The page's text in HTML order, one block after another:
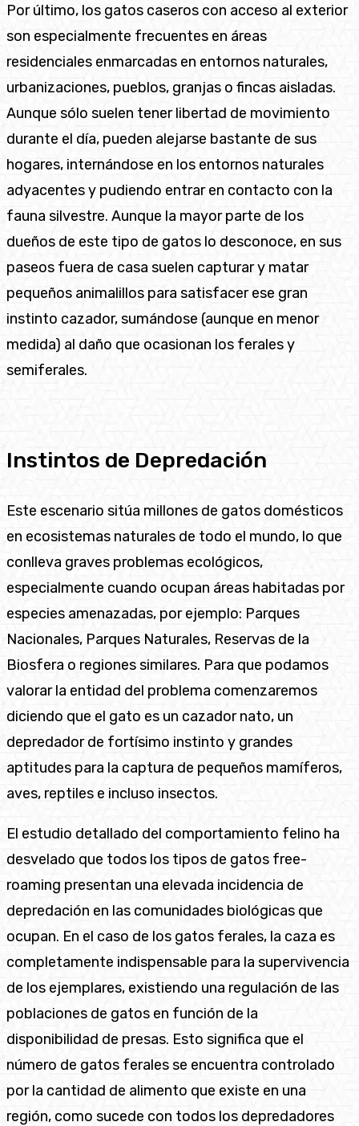
Por último, los gatos caseros con acceso al exterior
son especialmente frecuentes en áreas
residenciales enmarcadas en entornos naturales,
urbanizaciones, pueblos, granjas o fincas aisladas.
Aunque sólo suelen tener libertad de movimiento
durante el día, pueden alejarse bastante de sus
hogares, internándose en los entornos naturales
adyacentes y pudiendo entrar en contacto con la
fauna silvestre. Aunque la mayor parte de los
dueños de este tipo de gatos lo desconoce, en sus
paseos fuera de casa suelen capturar y matar
pequeños animalillos para satisfacer ese gran
instinto cazador, sumándose (aunque en menor
medida) al daño que ocasionan los ferales y
semiferales.
Instintos de Depredación
Este escenario sitúa millones de gatos domésticos
en ecosistemas naturales de todo el mundo, lo que
conlleva graves problemas ecológicos,
especialmente cuando ocupan áreas habitadas por
especies amenazadas, por ejemplo: Parques
Nacionales, Parques Naturales, Reservas de la
Biosfera o regiones similares. Para que podamos
valorar la entidad del problema comenzaremos
diciendo que el gato es un cazador nato, un
depredador de fortísimo instinto y grandes
aptitudes para la captura de pequeños mamíferos,
aves, reptiles e incluso insectos.
El estudio detallado del comportamiento felino ha
desvelado que todos los tipos de gatos free-
roaming presentan una elevada incidencia de
depredación en las comunidades biológicas que
ocupan. En el caso de los gatos ferales, la caza es
completamente indispensable para la supervivencia
de los ejemplares, existiendo una regulación de las
poblaciones de gatos en función de la
disponibilidad de presas. Esto significa que el
número de gatos ferales se encuentra controlado
por la cantidad de alimento que existe en una
región, como sucede con todos los depredadores